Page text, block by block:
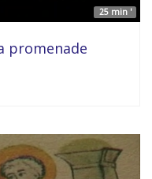
25 min '
promenade